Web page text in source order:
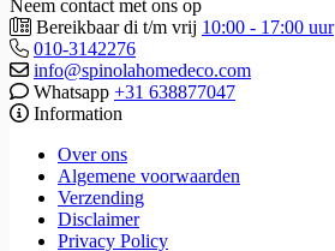
Neem contact met ons op
Bereikbaar di t/m vrij 10:00 - 17:00 uur
010-3142276
info@spinolahomedeco.com
Whatsapp +31 638877047
Information
Over ons
Algemene voorwaarden
Verzending
Disclaimer
Privacy Policy